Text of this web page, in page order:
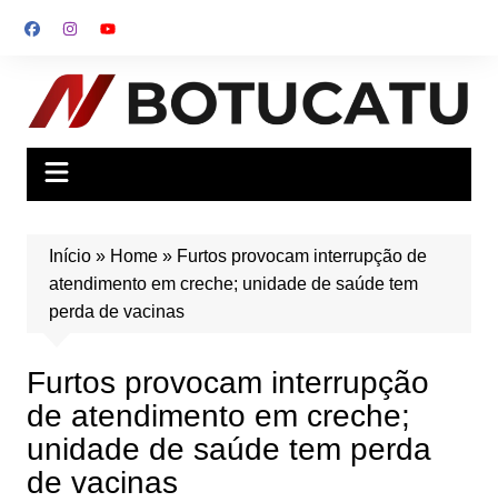
para
conteúdo
Início» Home» Furtos provocam interrupção de
atendimento em creche; unidade de saúde tem
perda de vacinas
Furtos provocam interrupção
de atendimento em creche;
unidade de saúde tem perda
de vacinas